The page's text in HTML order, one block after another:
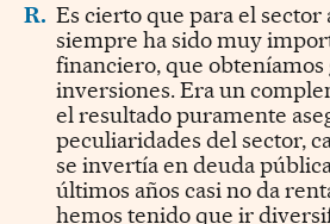
R. Es cierto que para el sector
siempre ha sido muy
financiero, que obteníamos
inversiones. Era un
el resultado puramente
peculiaridades del sector,
se invertía en deuda
últimos años casi no da
hemos tenido que ir